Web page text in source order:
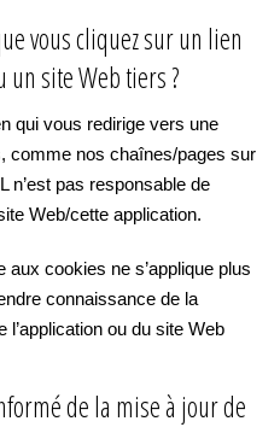
vous cliquez sur un lien
site Web tiers ?
qui vous redirige vers une
comme nos chaînes/pages sur
n’est pas responsable de
Web/cette application.
cookies ne s’applique plus
connaissance de la
l’application ou du site Web
de la mise à jour de